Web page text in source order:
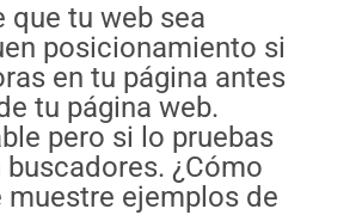
que tu web sea
posicionamiento si
en tu página antes
tu página web.
pero si lo pruebas
¿Cómo
ejemplos de